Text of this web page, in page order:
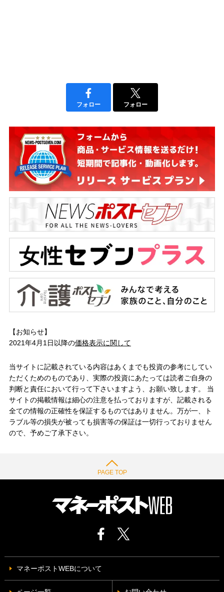
フォロー フォロー
【お知らせ】
2021年4月1日以降の価格表示に関して
当サイトに記載されている内容はあくまでも投資の参考にしてい
ただくためのものであり、実際の投資にあたっては読者ご自身の
判断と責任において行って下さいますよう、お願い致します。 当
サイトの掲載情報は細心の注意を払っておりますが、記載される
全ての情報の正確性を保証するものではありません。万が一、ト
ラブル等の損失が被っても損害等の保証は一切行っておりません
ので、予めご了承下さい。
PAGE TOP
マネーポストWEBについて